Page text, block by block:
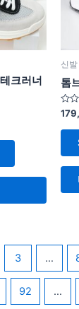
크러너
신발
톰
5
중
에
로
가
3 …
92 …